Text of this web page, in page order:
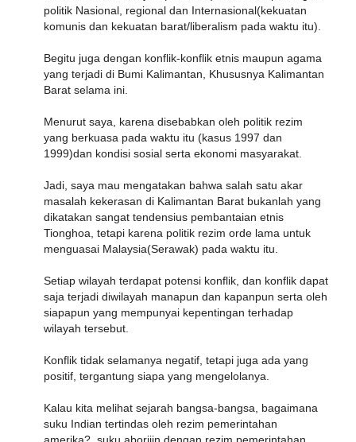
politik Nasional, regional dan Internasional(kekuatan
komunis dan kekuatan barat/liberalism pada waktu itu).
Begitu juga dengan konflik-konflik etnis maupun agama
yang terjadi di Bumi Kalimantan, Khususnya Kalimantan
Barat selama ini.
Menurut saya, karena disebabkan oleh politik rezim
yang berkuasa pada waktu itu (kasus 1997 dan
1999)dan kondisi sosial serta ekonomi masyarakat.
Jadi, saya mau mengatakan bahwa salah satu akar
masalah kekerasan di Kalimantan Barat bukanlah yang
dikatakan sangat tendensius pembantaian etnis
Tionghoa, tetapi karena politik rezim orde lama untuk
menguasai Malaysia(Serawak) pada waktu itu.
Setiap wilayah terdapat potensi konflik, dan konflik dapat
saja terjadi diwilayah manapun dan kapanpun serta oleh
siapapun yang mempunyai kepentingan terhadap
wilayah tersebut.
Konflik tidak selamanya negatif, tetapi juga ada yang
positif, tergantung siapa yang mengelolanya.
Kalau kita melihat sejarah bangsa-bangsa, bagaimana
suku Indian tertindas oleh rezim pemerintahan